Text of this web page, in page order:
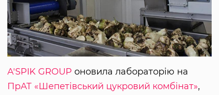
A'SPIK GROUP оновила лабораторію на
ПрАТ «Шепетівський цукровий комбінат»,